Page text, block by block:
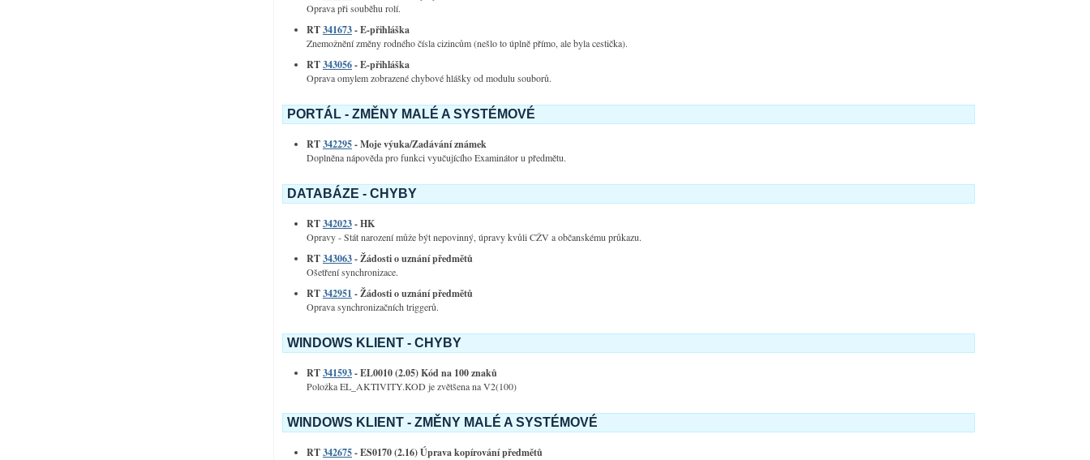
Oprava při souběhu rolí.
RT341673- E-přihláška
Znemožnění změny rodného čísla cizincům (nešlo to úplně přímo, ale byla cestička).
RT343056- E-přihláška
Oprava omylem zobrazené chybové hlášky od modulu souborů.
PORTÁL - ZMĚNY MALÉ A SYSTÉMOVÉ
RT342295- Moje výuka/Zadávání známek
Doplněna nápověda pro funkci vyučujícího Examinátor u předmětu.
DATABÁZE - CHYBY
RT342023- HK
Opravy - Stát narození může být nepovinný, úpravy kvůli CŽV a občanskému průkazu.
RT343063- Žádosti o uznání předmětů
Ošetření synchronizace.
RT342951 - Žádosti o uznání předmětů
Oprava synchronizačních triggerů.
WINDOWS KLIENT - CHYBY
RT341593- EL0010 (2.05) Kód na 100 znaků
Položka EL_AKTIVITY.KOD je zvětšena na V2(100)
WINDOWS KLIENT - ZMĚNY MALÉ A SYSTÉMOVÉ
RT342675- ES0170 (2.16) Úprava kopírování předmětů